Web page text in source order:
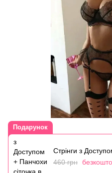
Подарунок
Стрінги з
460 грн